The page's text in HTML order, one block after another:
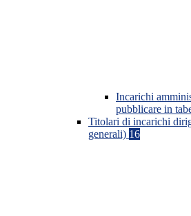
Incarichi
pubblicare in
Titolari di incarichi
generali) 16